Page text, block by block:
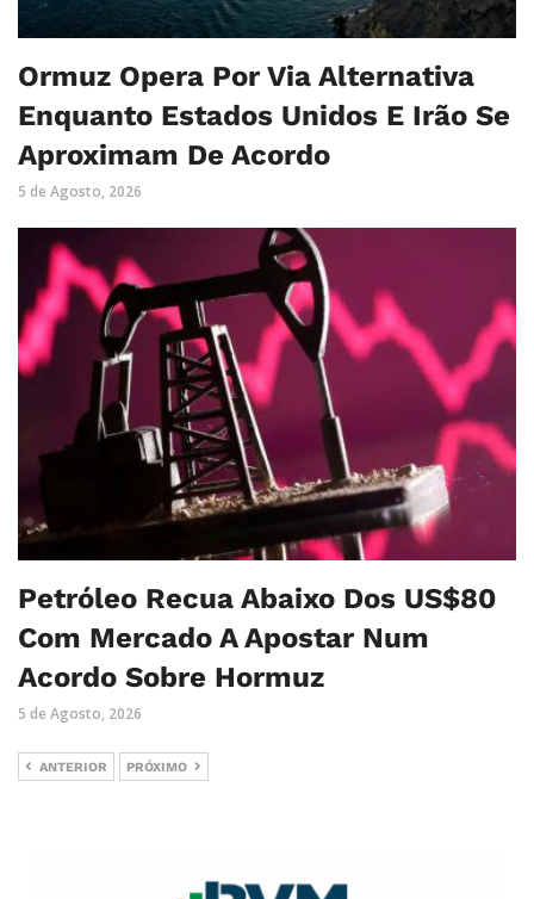
Ormuz Opera Por Via Alternativa
Enquanto Estados Unidos E Irão Se
Aproximam De Acordo
5 de Agosto, 2026
Petróleo Recua Abaixo Dos US$80
Com Mercado A Apostar Num
Acordo Sobre Hormuz
5 de Agosto, 2026
ANTERIOR PRÓXIMO